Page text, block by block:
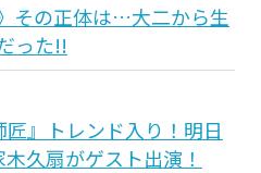
その正体は…大二から生
った!!
』トレンド入り！明日
久扇がゲスト出演！